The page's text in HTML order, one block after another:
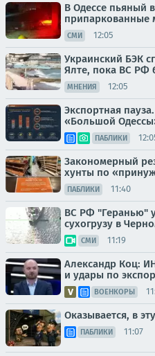
В Одессе пьяный
припаркованные
СМИ 12:05
Украинский БЭК
Ялте, пока ВС РФ
МНЕНИЯ 12:05
Экспортная
«Большой
ПАБЛИКИ
Закономерный
хунты по
ПАБЛИКИ 11:40
ВС РФ "Геранью"
сухогрузу в
СМИ 11:19
Александр Коц:
и удары по
ВОЕНКОРЫ
Оказывается, в
ПАБЛИКИ 11:07